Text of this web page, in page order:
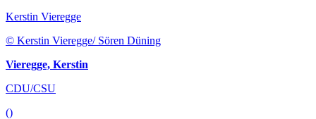
Kerstin Vieregge
© Kerstin Vieregge/ Sören Düning
Vieregge, Kerstin
CDU/CSU
()